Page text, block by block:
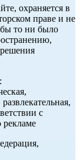
охраняется в
праве и не
то ни было
с
рекламе